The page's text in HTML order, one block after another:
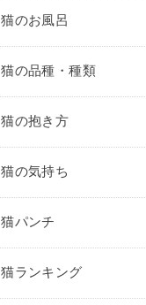
猫のお風呂
猫の品種・種類
猫の抱き方
猫の気持ち
猫パンチ
猫ランキング